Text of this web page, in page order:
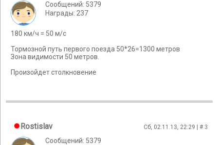
Сообщений: 5379
Награды: 237
180 км/ч = 50 м/с
Тормозной путь первого поезда 50*26=1300 метров
Зона видимости 50 метров.
Произойдет столкновение
Rostislav Сб, 02.11.13, 22:29 | # 3
Сообщений: 5379